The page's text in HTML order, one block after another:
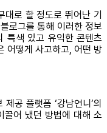
로 할 정도로 뛰어난 기
로그를 통해 이러한 정보
특색 있고 유익한 콘텐츠
어떻게 사고하고, 어떤 방
공 플랫폼 ‘강남언니’의
끌어 냈던 방법에 대해 소